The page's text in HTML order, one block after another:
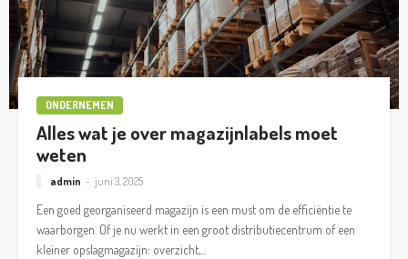
ONDERNEMEN
Alles wat je over magazijnlabels moet
weten
admin juni 3, 2025
Een goed georganiseerd magazijn is een must om de efficiëntie te
waarborgen. Of je nu werkt in een groot distributiecentrum of een
kleiner opslagmagazijn: overzicht,...